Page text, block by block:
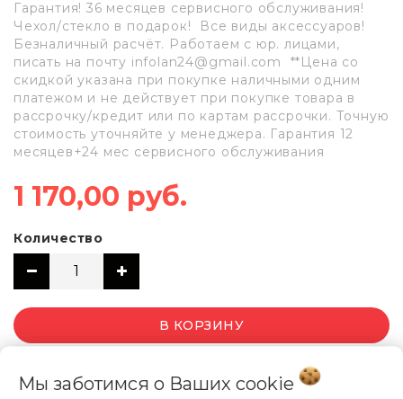
Гарантия! 36 месяцев сервисного обслуживания!
Чехол/стекло в подарок! Все виды аксессуаров!
Безналичный расчёт. Работаем с юр. лицами,
писать на почту infolan24@gmail.com **Цена со
скидкой указана при покупке наличными одним
платежом и не действует при покупке товара в
рассрочку/кредит или по картам рассрочки. Точную
стоимость уточняйте у менеджера. Гарантия 12
месяцев+24 мес сервисного обслуживания
1 170,00 руб.
Количество
В КОРЗИНУ
Мы заботимся о Ваших cookie